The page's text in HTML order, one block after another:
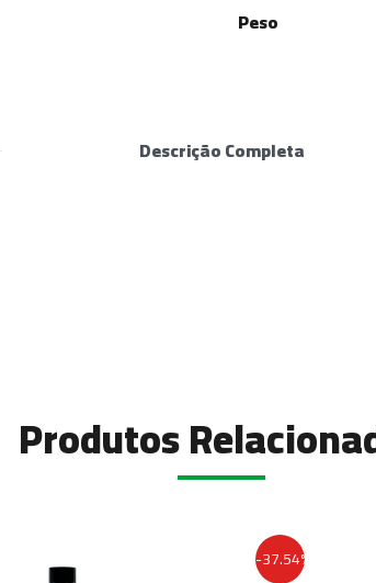
Peso
Descrição Completa
Produtos
-37.54%